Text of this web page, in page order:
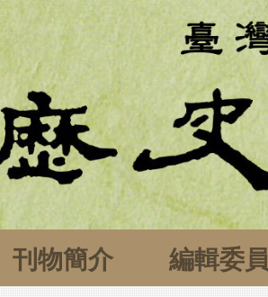
刊物簡介 編輯委員